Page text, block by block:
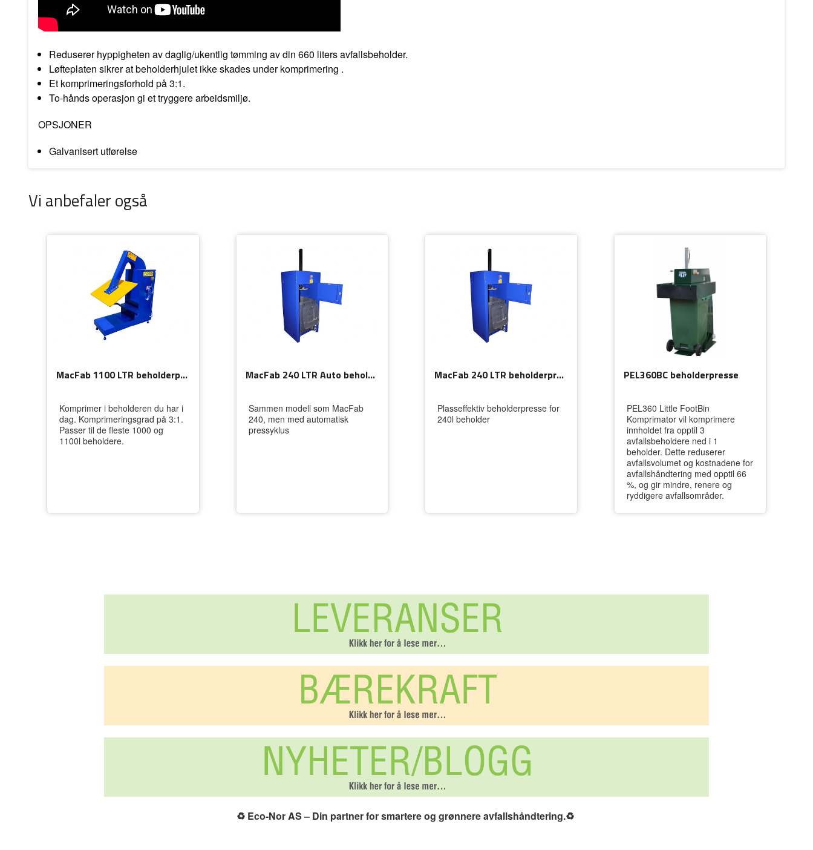
Reduserer hyppigheten av daglig/ukentlig tømming av din 660 liters avfallsbeholder.
Løfteplaten sikrer at beholderhjulet ikke skades under komprimering .
Et komprimeringsforhold på 3:1.
To-hånds operasjon gi et tryggere arbeidsmiljø.
OPSJONER
Galvanisert utførelse
Vi anbefaler også
MacFab 1100 LTR beholderpresse
Komprimer i beholderen du har i
dag. Komprimeringsgrad på 3:1.
Passer til de fleste 1000 og
1100l beholdere.
MacFab 240 LTR Auto beholderpresse
Sammen modell som MacFab
240, men med automatisk
pressyklus
MacFab 240 LTR beholderpresse
Plasseffektiv beholderpresse for
240l beholder
PEL360BC beholderpresse
PEL360 Little FootBin
Komprimator vil komprimere
innholdet fra opptil 3
avfallsbeholdere ned i 1
beholder. Dette reduserer
avfallsvolumet og kostnadene for
avfallshåndtering med opptil 66
%, og gir mindre, renere og
ryddigere avfallsområder.
♻️ Eco-Nor AS – Din partner for smartere og grønnere avfallshåndtering.♻️